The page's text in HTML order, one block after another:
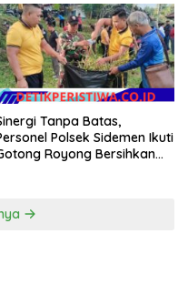
Blue Light Patrol
Tanpa Batas,
Polsek Sidemen Ikuti
Royong Bersihkan